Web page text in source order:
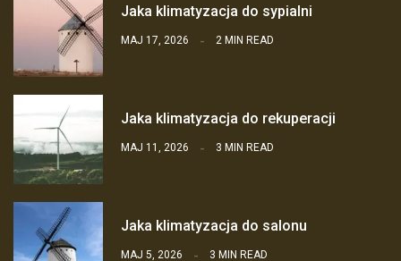
Jaka klimatyzacja do sypialni
MAJ 17, 2026 2 MIN READ
Jaka klimatyzacja do rekuperacji
MAJ 11, 2026 3 MIN READ
Jaka klimatyzacja do salonu
MAJ 5, 2026 3 MIN READ